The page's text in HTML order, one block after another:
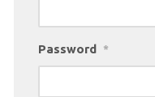
Password *